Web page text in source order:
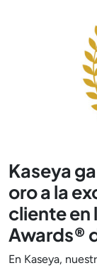
Kaseya
oro a la
cliente en
Awards®
En Kaseya,